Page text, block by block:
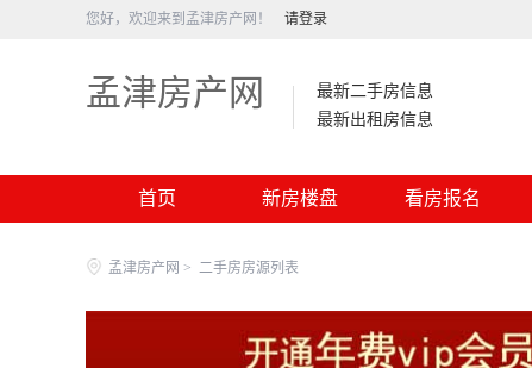
您好，欢迎来到孟津房产网！ 请登录
孟津房产网
最新二手房信息
最新出租房信息
首页 新房楼盘 看房报名
孟津房产网 > 二手房房源列表